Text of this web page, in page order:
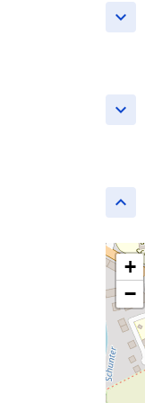
keyboard_arrow_down
keyboard_arrow_down
keyboard_arrow_up
+
−